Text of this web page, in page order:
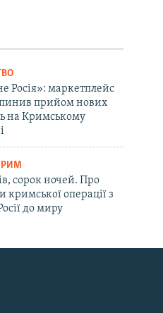
Росія»: маркетплейс
прийом нових
на Кримському
сорок ночей. Про
кримської операції з
до миру